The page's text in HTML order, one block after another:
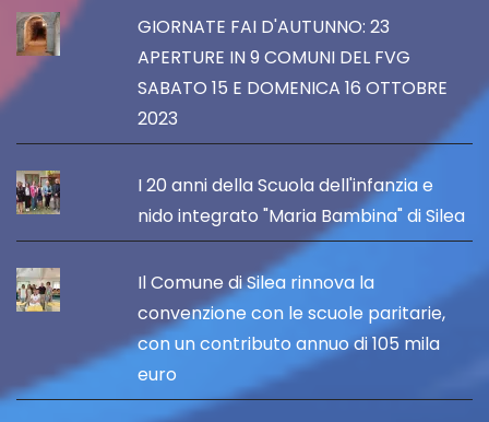
GIORNATE FAI D'AUTUNNO: 23
APERTURE IN 9 COMUNI DEL FVG
SABATO 15 E DOMENICA 16 OTTOBRE
2023
I 20 anni della Scuola dell'infanzia e
nido integrato "Maria Bambina" di Silea
Il Comune di Silea rinnova la
convenzione con le scuole paritarie,
con un contributo annuo di 105 mila
euro